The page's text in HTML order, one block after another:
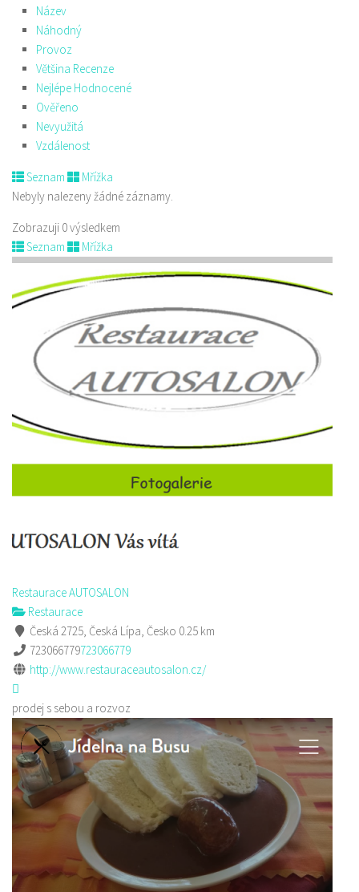
Název
Náhodný
Provoz
Většina Recenze
Nejlépe Hodnocené
Ověřeno
Nevyužitá
Vzdálenost
Seznam
Mřížka
Nebyly nalezeny žádné záznamy.
Zobrazuji 0 výsledkem
Seznam
Mřížka
Restaurace AUTOSALON
Restaurace
Česká 2725, Česká Lípa, Česko 0.25 km
723066779723066779
http://www.restauraceautosalon.cz/
prodej s sebou a rozvoz